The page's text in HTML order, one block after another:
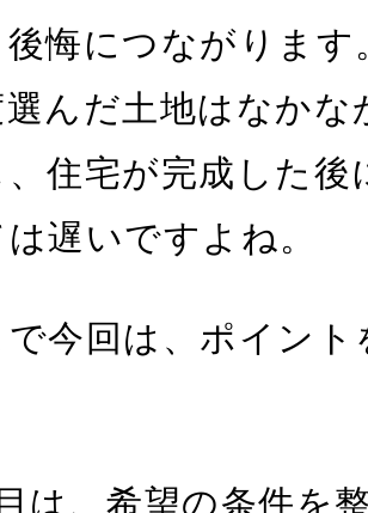
後悔につながります
選んだ土地はなかな
、住宅が完成した後
は遅いですよね。
で今回は、ポイン
は、希望の条件を